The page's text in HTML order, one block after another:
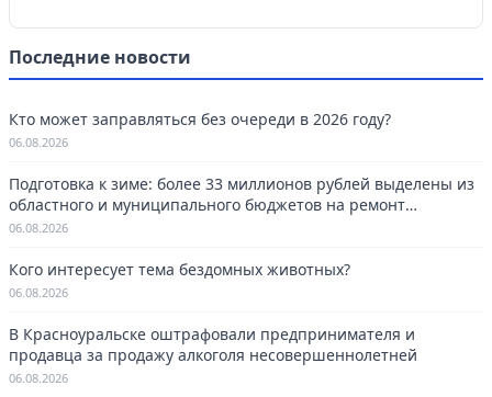
Последние новости
Кто может заправляться без очереди в 2026 году?
06.08.2026
Подготовка к зиме: более 33 миллионов рублей выделены из
областного и муниципального бюджетов на ремонт
котельных в Красноуральске.
06.08.2026
Кого интересует тема бездомных животных?
06.08.2026
В Красноуральске оштрафовали предпринимателя и
продавца за продажу алкоголя несовершеннолетней
06.08.2026